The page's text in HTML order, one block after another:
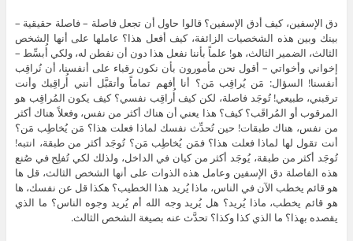
دق الإسفين، كيف أدق الإسفين؟ قالوا حاول أن تجعل فاصلة – فاصلة حقيقية –
بينك وبين هذه الشخصيات الزائفة، كيف أفعل هذا؟ عاملها على أنها الشخص
الثالث، الضمير الثالث، هو! علماً بأننا نفعل هذا دون أن نفطن له، ولكي أُبسِّط –
إخواني وأخواتي – أقول نحن مأمورون بأن نكون رقباء على أنفسنا، أن نُراقِب
أنفسنا! السؤال: مَن يُراقِب مَن؟ أنا أفهم تماماً وأتقبَّل أنني أُراقِبك وأنت
ترقبني، طبيعي! تُوجَد فاصلة، لكن كيف أُراقِب نفسي؟ كيف يكون المُراقِب هو
المرقوب أو المُراقَب؟ كيف؟ هذا يعني أن هناك أكثر من نفس، وفعلاً هناك أكثر
من نفس، هناك طبقات! حين تُحدِّث نفسك لماذا فعلت هذا؟ مَن يُخاطِب مَن؟
أنت تقول لها لماذا فعلت هذا؟ فمَن يُخاطِب مَن؟ تُوجَد أكثر من طبقة، انتبه!
تُوجَد أكثر من طبقة، يُوجَد أكثر من كيان في الداخل، ولذلك لكي تُفلِح في صُنع
هذه الفاصلة دق الإسفين وعامل هذه الذوات على أنها الشخص الثالث، قل ها
هو قائم يخطب الآن في الناس، ماذا يُريد هذا الخطيب؟ هكذا قل عن نفسك، ها
هو قائم يخطب، ماذا يُريد؟ هل يُريد وجه الله أم يُريد وجوه الناس؟ ما الذي
يقصده بهذا؟ ما الذي كذا وكذا؟ تحدَّث عنه بصيغة الشخص الثالث.